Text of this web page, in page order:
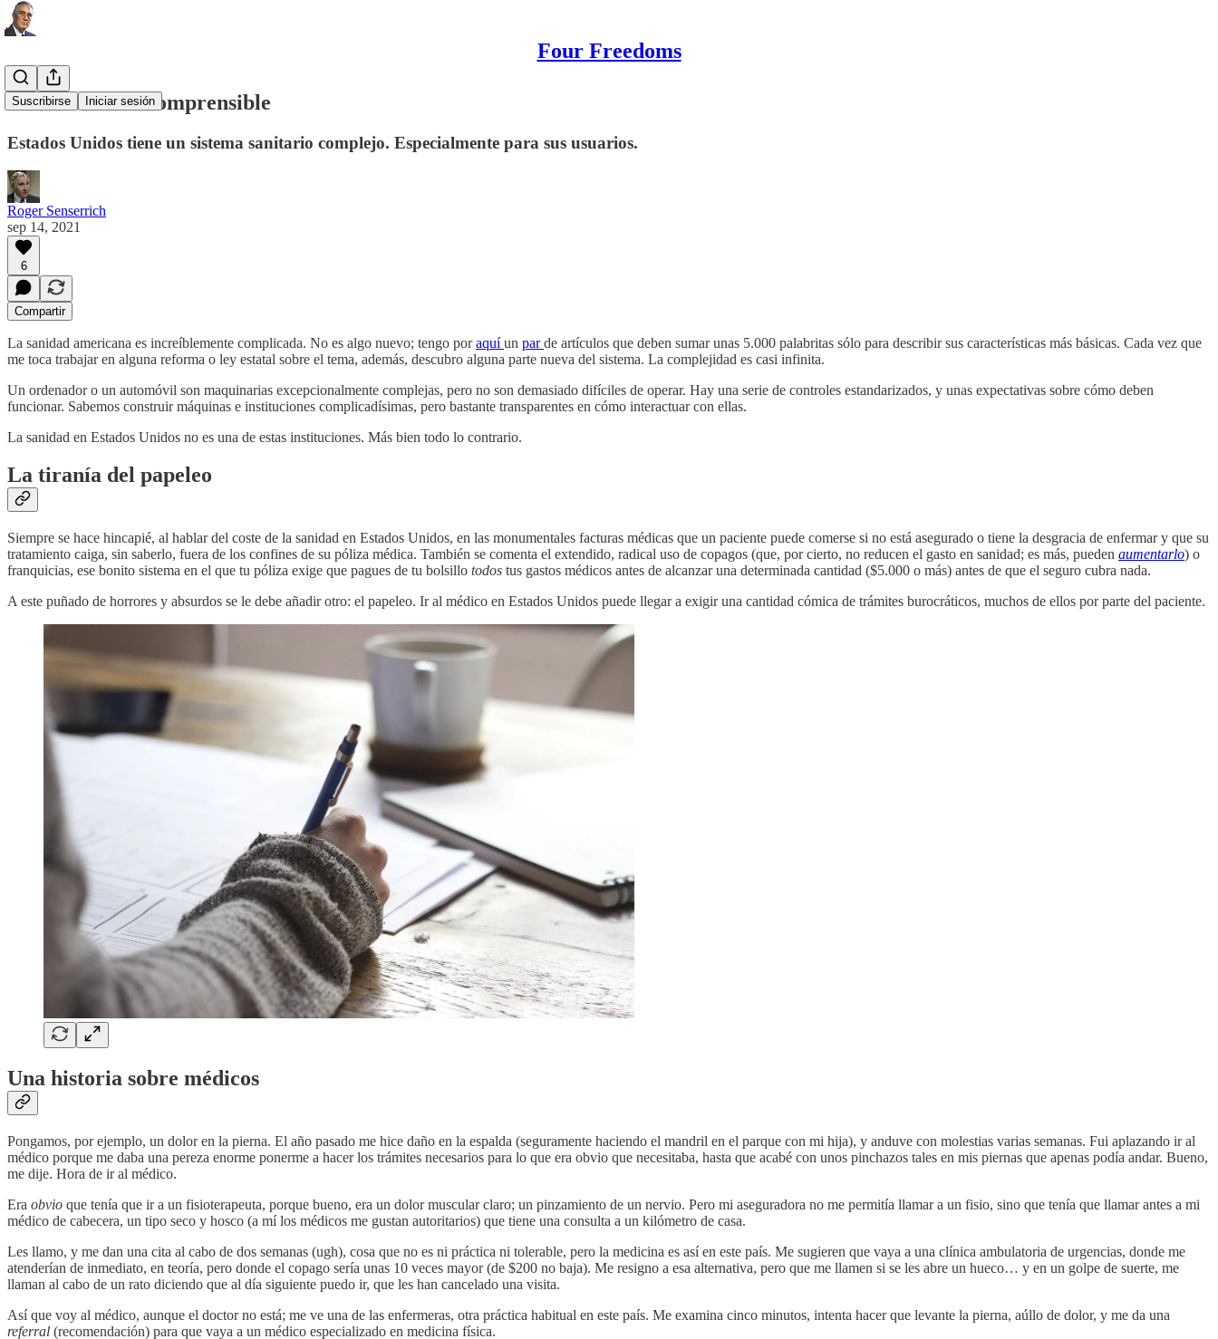
Four Freedoms
Suscribirse Iniciar sesión
Una sanidad incomprensible
Estados Unidos tiene un sistema sanitario complejo. Especialmente para sus usuarios.
Roger Senserrich
sep 14, 2021
6
Compartir
La sanidad americana es increíblemente complicada. No es algo nuevo; tengo poraquíun parde artículos que deben sumar unas 5.000 palabritas sólo para describir sus características más básicas. Cada vez que
me toca trabajar en alguna reforma o ley estatal sobre el tema, además, descubro alguna parte nueva del sistema. La complejidad es casi infinita.
Un ordenador o un automóvil son maquinarias excepcionalmente complejas, pero no son demasiado difíciles de operar. Hay una serie de controles estandarizados, y unas expectativas sobre cómo deben
funcionar. Sabemos construir máquinas e instituciones complicadísimas, pero bastante transparentes en cómo interactuar con ellas.
La sanidad en Estados Unidos no es una de estas instituciones. Más bien todo lo contrario.
La tiranía del papeleo
Siempre se hace hincapié, al hablar del coste de la sanidad en Estados Unidos, en las monumentales facturas médicas que un paciente puede comerse si no está asegurado o tiene la desgracia de enfermar y que su
tratamiento caiga, sin saberlo, fuera de los confines de su póliza médica. También se comenta el extendido, radical uso de copagos (que, por cierto, no reducen el gasto en sanidad; es más, pueden aumentarlo) o
franquicias, ese bonito sistema en el que tu póliza exige que pagues de tu bolsillo todos tus gastos médicos antes de alcanzar una determinada cantidad ($5.000 o más) antes de que el seguro cubra nada.
A este puñado de horrores y absurdos se le debe añadir otro: el papeleo. Ir al médico en Estados Unidos puede llegar a exigir una cantidad cómica de trámites burocráticos, muchos de ellos por parte del paciente.
Una historia sobre médicos
Pongamos, por ejemplo, un dolor en la pierna. El año pasado me hice daño en la espalda (seguramente haciendo el mandril en el parque con mi hija), y anduve con molestias varias semanas. Fui aplazando ir al
médico porque me daba una pereza enorme ponerme a hacer los trámites necesarios para lo que era obvio que necesitaba, hasta que acabé con unos pinchazos tales en mis piernas que apenas podía andar. Bueno,
me dije. Hora de ir al médico.
Era obvio que tenía que ir a un fisioterapeuta, porque bueno, era un dolor muscular claro; un pinzamiento de un nervio. Pero mi aseguradora no me permitía llamar a un fisio, sino que tenía que llamar antes a mi
médico de cabecera, un tipo seco y hosco (a mí los médicos me gustan autoritarios) que tiene una consulta a un kilómetro de casa.
Les llamo, y me dan una cita al cabo de dos semanas (ugh), cosa que no es ni práctica ni tolerable, pero la medicina es así en este país. Me sugieren que vaya a una clínica ambulatoria de urgencias, donde me
atenderían de inmediato, en teoría, pero donde el copago sería unas 10 veces mayor (de $200 no baja). Me resigno a esa alternativa, pero que me llamen si se les abre un hueco… y en un golpe de suerte, me
llaman al cabo de un rato diciendo que al día siguiente puedo ir, que les han cancelado una visita.
Así que voy al médico, aunque el doctor no está; me ve una de las enfermeras, otra práctica habitual en este país. Me examina cinco minutos, intenta hacer que levante la pierna, aúllo de dolor, y me da una
referral (recomendación) para que vaya a un médico especializado en medicina física.